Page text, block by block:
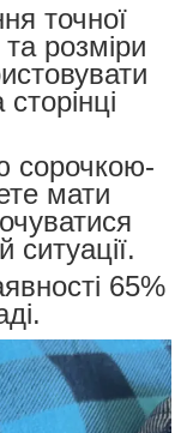
точної
розміри
сорочкою-
мати
ситуації.
65%